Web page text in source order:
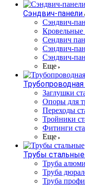
Сэндвич-панели
Cэндвич-
Кровельные
Сендвич
Сэндвич-
Сэндвич-
Еще
Заглушки
Опоры для
Переходы
Тройники
Фитинги
Еще
Трубы стальные
Труба
Труба
Труба